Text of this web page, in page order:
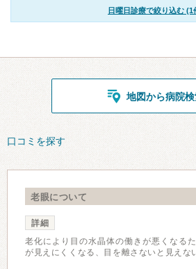
日曜日診療で絞り込む (1
地図から病院
口コミを探す
老眼について
詳細
老化により目の水晶体の働きが悪くなる
が見えにくくなる、目を離さないと見えな